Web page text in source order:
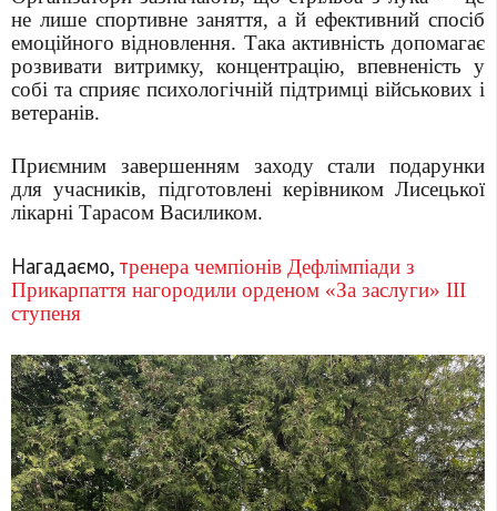
не лише спортивне заняття, а й ефективний спосіб
емоційного відновлення. Така активність допомагає
розвивати витримку, концентрацію, впевненість у
собі та сприяє психологічній підтримці військових і
ветеранів.
Приємним завершенням заходу стали подарунки
для учасників, підготовлені керівником Лисецької
лікарні Тарасом Василиком.
Нагадаємо, тренера чемпіонів Дефлімпіади з
Прикарпаття нагородили орденом «За заслуги» ІІІ
ступеня